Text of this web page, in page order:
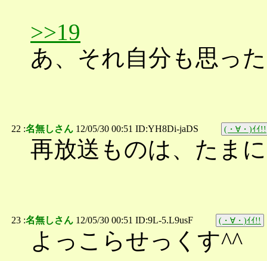
>>19
あ、それ自分も思っ
22 :名無しさん 12/05/30 00:51 ID:YH8Di-jaDS (・∀・)ｲｲ!!
再放送ものは、たま
23 :名無しさん 12/05/30 00:51 ID:9L-5.L9usF (・∀・)ｲｲ!!
よっこらせっくす^^